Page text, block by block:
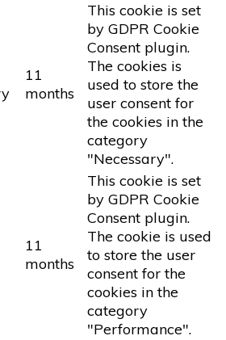
11
months
This cookie is set
by GDPR Cookie
Consent plugin.
The cookies is
used to store the
user consent for
the cookies in the
category
"Necessary".
11
months
This cookie is set
by GDPR Cookie
Consent plugin.
The cookie is used
to store the user
consent for the
cookies in the
category
"Performance".